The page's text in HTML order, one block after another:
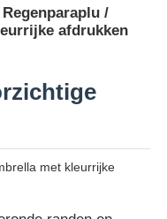
/
afdrukken
met kleurrijke